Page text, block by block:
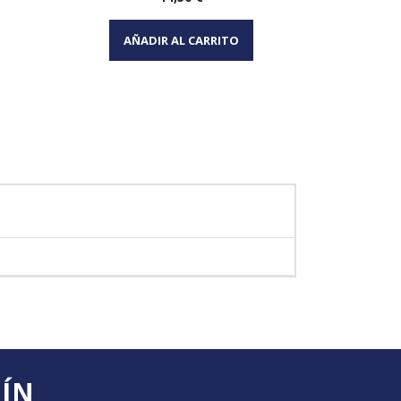
Vista rápida
AÑADIR AL CARRITO